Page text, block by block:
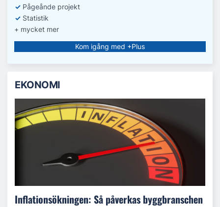
✓ Pågeånde projekt
✓ Statistik
+ mycket mer
Kom igång med +Plus
EKONOMI
Inflationsökningen: Så påverkas byggbranschen